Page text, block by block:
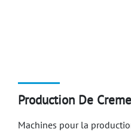
Production De Creme
Machines pour la